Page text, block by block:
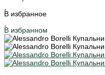
В избранное
В избранном